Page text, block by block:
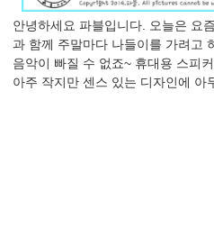
안녕하세요 파블입니다. 오늘은 요
과 함께 주말마다 나들이를 가려고
음악이 빠질 수 없죠~ 휴대용 스피
아주 작지만 센스 있는 디자인에 아